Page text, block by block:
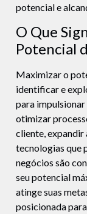
potencial e
O Que
Potencial
Maximizar o
identificar e
para
otimizar
cliente, expandir
tecnologias que
negócios são
seu potencial
atinge suas
posicionada